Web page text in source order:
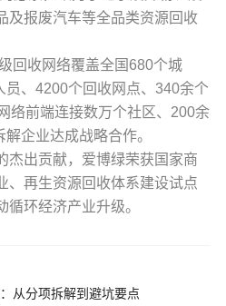
及报废汽车等全品类资源回收
收网络覆盖全国680个城
、4200个回收网点、340余个
络前端连接数万个社区、200余
企业达成战略合作。
出贡献，爱博绿荣获国家商
、再生资源回收体系建设试点
环经济产业升级。
从分项拆解到避坑要点